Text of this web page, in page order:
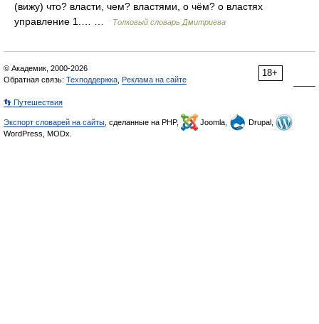
(вижу) что? власти, чем? властями, о чём? о властях
управление 1.… …
Толковый словарь Дмитриева
18+
© Академик, 2000-2026
Обратная связь: Техподдержка Реклама на сайте
👣 Путешествия
Экспорт словарей на сайты , сделанные на PHP, Joomla,
Drupal,
WordPress, MODx.